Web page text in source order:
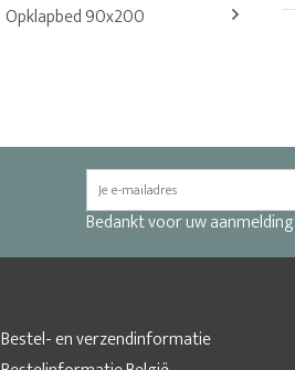
Opklapbed 90x200
Bedankt voor uw aanmelding
Bestel- en verzendinformatie